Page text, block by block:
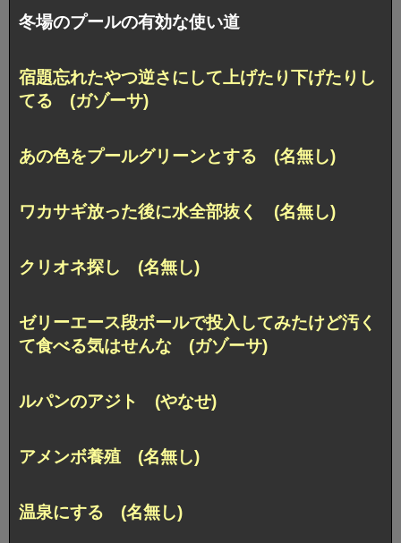
冬場のプールの有効な使い道
宿題忘れたやつ逆さにして上げたり下げたりし
てる (ガゾーサ)
あの色をプールグリーンとする (名無し)
ワカサギ放った後に水全部抜く (名無し)
クリオネ探し (名無し)
ゼリーエース段ボールで投入してみたけど汚く
て食べる気はせんな (ガゾーサ)
ルパンのアジト (やなせ)
アメンボ養殖 (名無し)
温泉にする (名無し)